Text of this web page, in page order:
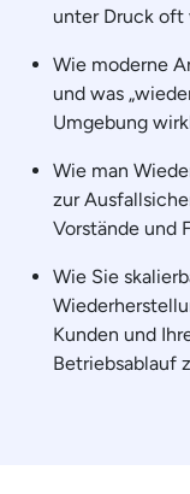
unter Druck oft
Wie moderne
und was
Umgebung
Wie man
zur
Vorstände und
Wie Sie
Kunden und
Betriebsablauf